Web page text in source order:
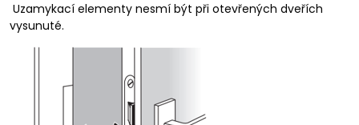
Uzamykací elementy nesmí být při otevřených dveřích
vysunuté.